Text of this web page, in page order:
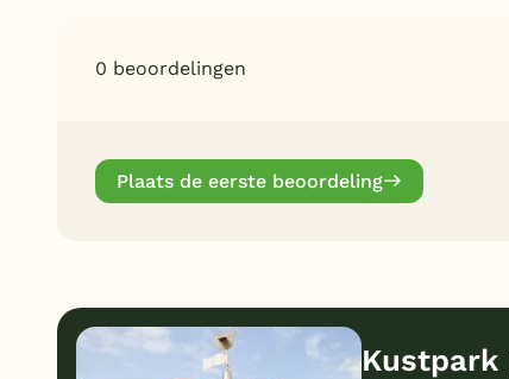
0 beoordelingen
Plaats de eerste beoordeling
Kustpark